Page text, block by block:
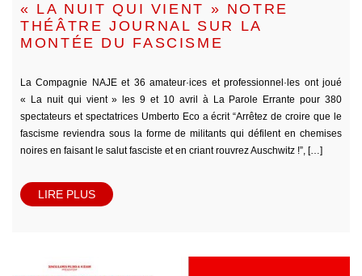
« LA NUIT QUI VIENT » NOTRE
THÉÂTRE JOURNAL SUR LA
MONTÉE DU FASCISME
La Compagnie NAJE et 36 amateur·ices et professionnel·les ont joué
« La nuit qui vient » les 9 et 10 avril à La Parole Errante pour 380
spectateurs et spectatrices Umberto Eco a écrit “Arrêtez de croire que le
fascisme reviendra sous la forme de militants qui défilent en chemises
noires en faisant le salut fasciste et en criant rouvrez Auschwitz !”, […]
LIRE PLUS